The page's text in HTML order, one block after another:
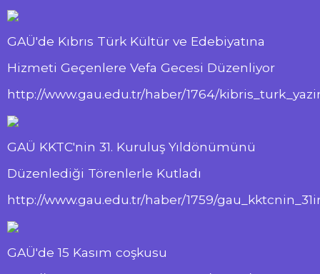
GAÜ'de Kıbrıs Türk Kültür ve Edebiyatına
Hizmeti Geçenlere Vefa Gecesi Düzenliyor
http://www.gau.edu.tr/haber/1764/
GAÜ KKTC'nin 31. Kuruluş Yıldönümünü
Düzenlediği Törenlerle Kutladı
http://www.gau.edu.tr/haber/1759/
GAÜ'de 15 Kasım coşkusu